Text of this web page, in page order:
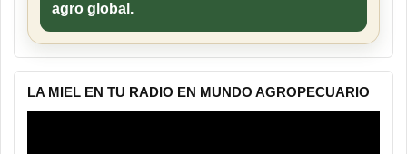
agro global.
LA MIEL EN TU RADIO EN MUNDO AGROPECUARIO